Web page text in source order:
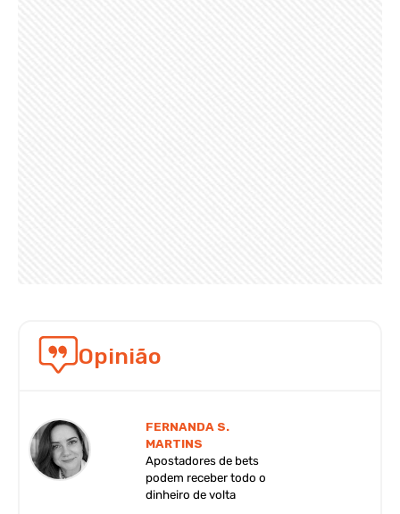
Opinião
FERNANDA S.
MARTINS
Apostadores de bets
podem receber todo o
dinheiro de volta